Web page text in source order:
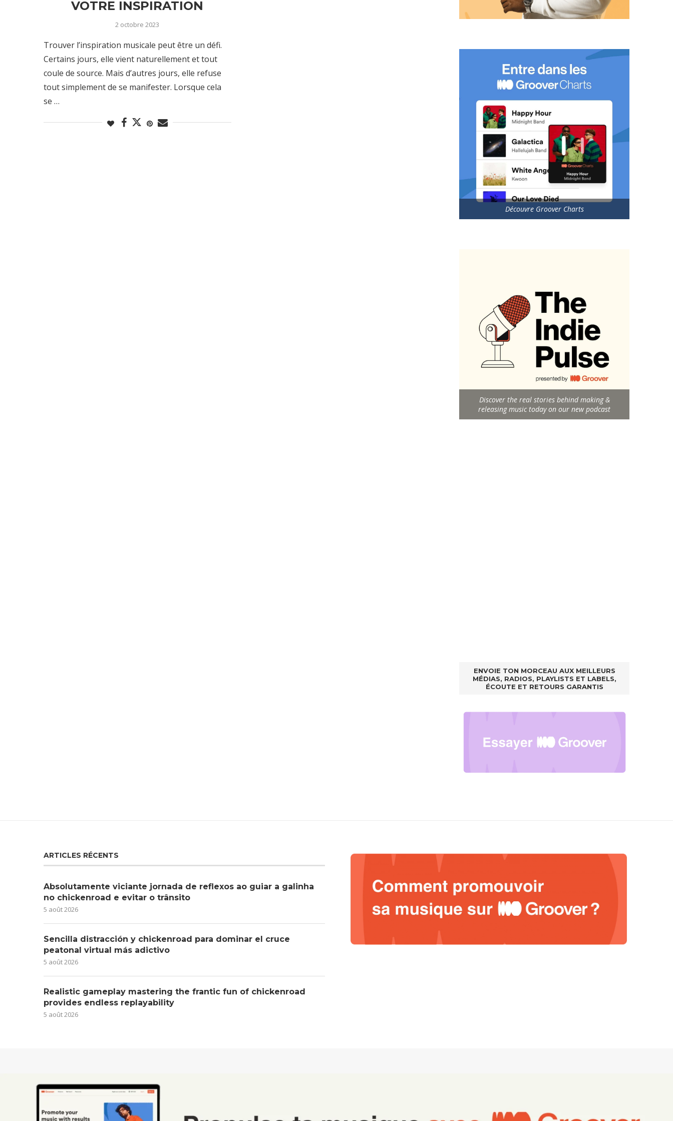
VOTRE INSPIRATION
2 octobre 2023
Trouver l’inspiration musicale peut être un défi.
Certains jours, elle vient naturellement et tout
coule de source. Mais d’autres jours, elle refuse
tout simplement de se manifester. Lorsque cela
se …
Découvre Groover Charts
Discover the real stories behind making &
releasing music today on our new podcast
ENVOIE TON MORCEAU AUX MEILLEURS
MÉDIAS, RADIOS, PLAYLISTS ET LABELS,
ÉCOUTE ET RETOURS GARANTIS
ARTICLES RÉCENTS
Absolutamente viciante jornada de reflexos ao guiar a galinha
no chickenroad e evitar o trânsito
5 août 2026
Sencilla distracción y chickenroad para dominar el cruce
peatonal virtual más adictivo
5 août 2026
Realistic gameplay mastering the frantic fun of chickenroad
provides endless replayability
5 août 2026